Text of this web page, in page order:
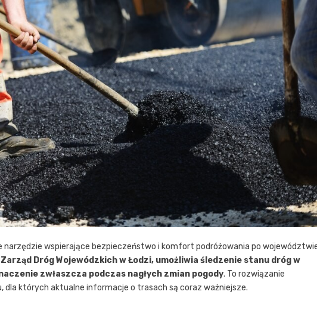
narzędzie wspierające bezpieczeństwo i komfort podróżowania po
Dróg Wojewódzkich w Łodzi, umożliwia śledzenie stanu dróg w
zwłaszcza podczas nagłych zmian pogody. To rozwiązanie
dla których aktualne informacje o trasach są coraz ważniejsze.